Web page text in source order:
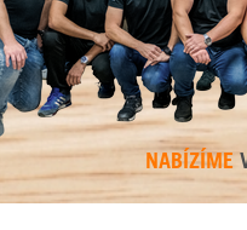
NABÍZÍME